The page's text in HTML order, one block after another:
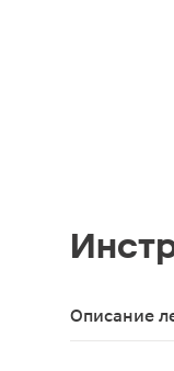
Описание